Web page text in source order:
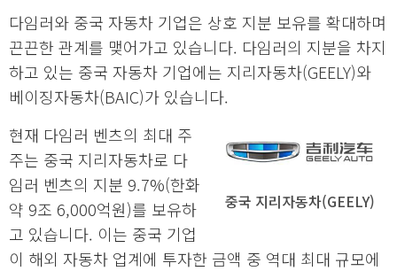
다임러와 중국 자동차 기업은 상호 지분 보유를 확대하며
끈끈한 관계를 맺어가고 있습니다. 다임러의 지분을 차지
하고 있는 중국 자동차 기업에는 지리자동차(GEELY)와
베이징자동차(BAIC)가 있습니다.
중국 지리자동차(GEELY)
현재 다임러 벤츠의 최대 주
주는 중국 지리자동차로 다
임러 벤츠의 지분 9.7%(한화
약 9조 6,000억원)를 보유하
고 있습니다. 이는 중국 기업
이 해외 자동차 업계에 투자한 금액 중 역대 최대 규모에